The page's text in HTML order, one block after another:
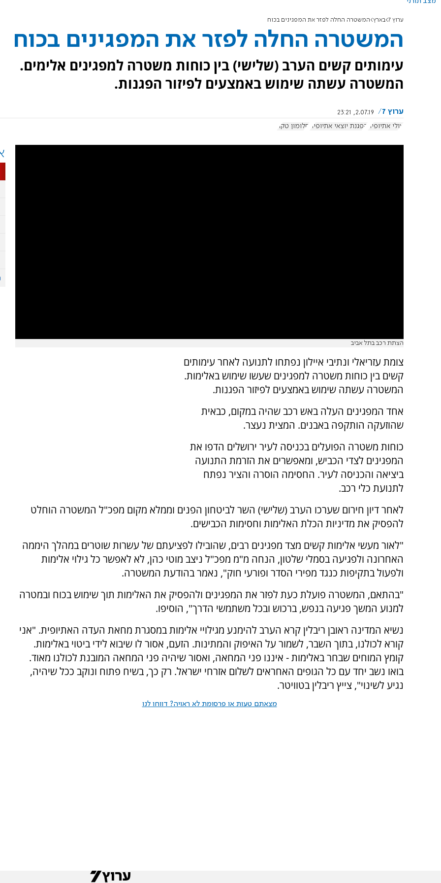
ערוץ 7 בארץ המשטרה החלה לפזר את המפגינים בכוח
המשטרה החלה לפזר את המפגינים בכוח
עימותים קשים הערב (שלישי) בין כוחות משטרה למפגינים אלימים.
המשטרה עשתה שימוש באמצעים לפיזור הפגנות.
ערוץ 7
2.07.19, 23:21
עולי אתיופיה
הפגנת יוצאי אתיופיה סלומון טקה
הצתת רכב בתל אביב
צומת עזריאלי ונתיבי איילון נפתחו לתנועה לאחר עימותים
קשים בין כוחות משטרה למפגינים שעשו שימוש באלימות.
המשטרה עשתה שימוש באמצעים לפיזור הפגנות.
אחד המפגינים העלה באש רכב שהיה במקום, כבאית
שהוזעקה הותקפה באבנים. המצית נעצר.
כוחות משטרה הפועלים בכניסה לעיר ירושלים הדפו את
המפגינים לצדי הכביש, ומאפשרים את הזרמת התנועה
ביציאה והכניסה לעיר. החסימה הוסרה והציר נפתח
לתנועת כלי רכב.
לאחר דיון חירום שערכו הערב (שלישי) השר לביטחון הפנים וממלא מקום מפכ"ל המשטרה הוחלט
להפסיק את מדיניות הכלת האלימות וחסימות הכבישים.
"לאור מעשי אלימות קשים מצד מפגינים רבים, שהובילו לפציעתם של עשרות שוטרים במהלך היממה
האחרונה ולפגיעה בסמלי שלטון, הנחה מ"מ מפכ"ל ניצב מוטי כהן, לא לאפשר כל גילוי אלימות
ולפעול בתקיפות כנגד מפירי הסדר ופורעי חוק", נאמר בהודעת המשטרה.
"בהתאם, המשטרה פועלת כעת לפזר את המפגינים ולהפסיק את האלימות תוך שימוש בכוח ובמטרה
למנוע המשך פגיעה בנפש, ברכוש ובכל משתמשי הדרך", הוסיפו.
נשיא המדינה ראובן ריבלין קרא הערב להימנע מגילויי אלימות במסגרת מחאת העדה האתיופית. "‏אני
קורא לכולנו, בתוך השבר, לשמור על האיפוק והמתינות. הזעם, אסור לו שיבוא לידי ביטוי באלימות.
קומץ המוחים שבחר באלימות - איננו פני המחאה, ואסור שיהיה פני המחאה המובנת לכולנו מאוד.
בואו נשב יחד עם כל הגופים האחראים לשלום אזרחי ישראל. רק כך, בשיח פתוח ונוקב ככל שיהיה,
נגיע לשינוי", צייץ ריבלין בטוויטר.
מצאתם טעות או פרסומת לא ראויה? דווחו לנו